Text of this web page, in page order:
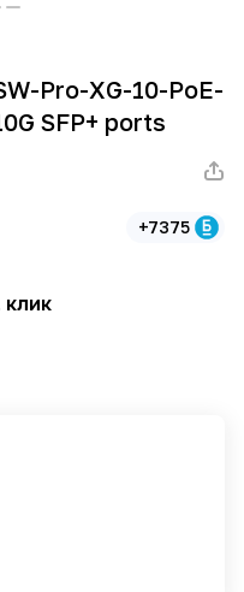
Pro-XG-10-PoE-
SFP+ ports
+7375
клик